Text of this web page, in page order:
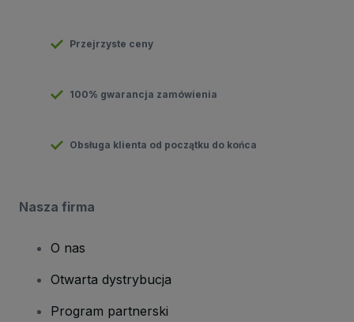
Przejrzyste ceny
100% gwarancja zamówienia
Obsługa klienta od początku do końca
Nasza firma
O nas
Otwarta dystrybucja
Program partnerski